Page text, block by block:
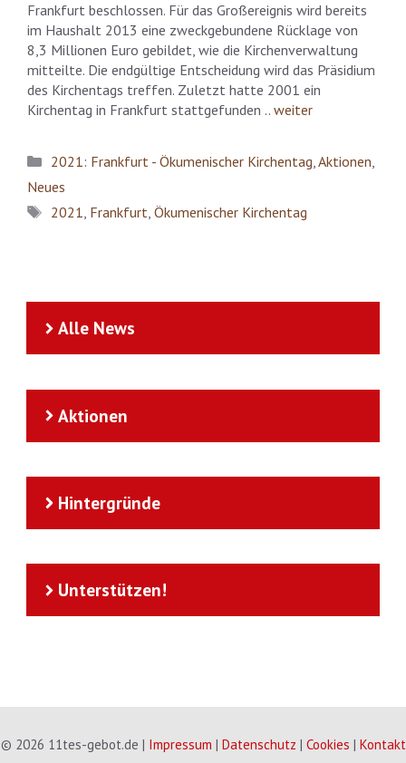
Frankfurt beschlossen. Für das Großereignis wird bereits
im Haushalt 2013 eine zweckgebundene Rücklage von
8,3 Millionen Euro gebildet, wie die Kirchenverwaltung
mitteilte. Die endgültige Entscheidung wird das Präsidium
des Kirchentags treffen. Zuletzt hatte 2001 ein
Kirchentag in Frankfurt stattgefunden .. weiter
Kategorien
2021: Frankfurt - Ökumenischer Kirchentag,Aktionen,
Neues
Schlagwörter
2021, Frankfurt, Ökumenischer Kirchentag
Alle News
Aktionen
Hintergründe
Unterstützen!
© 2026 11tes-gebot.de | Impressum | Datenschutz | Cookies | Kontakt